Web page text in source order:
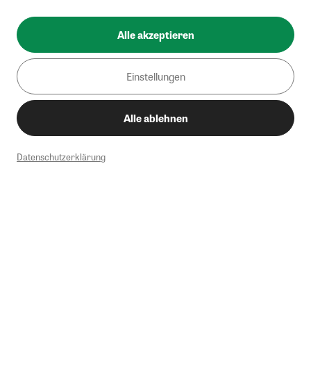
Alle akzeptieren
Einstellungen
Alle ablehnen
Datenschutzerklärung